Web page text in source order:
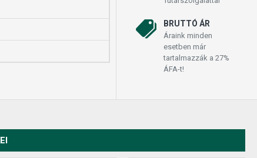
BRUTTÓ ÁR
Áraink minden
esetben már
tartalmazzák a 27%
ÁFA-t!